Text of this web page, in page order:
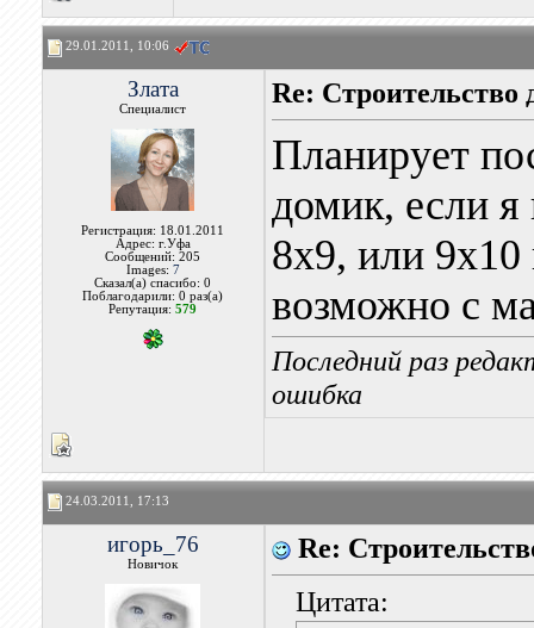
29.01.2011, 10:06
Злата
Специалист
Регистрация: 18.01.2011
Адрес: г.Уфа
Сообщений: 205
Images: 7
Сказал(а) спасибо: 0
Поблагодарили: 0 раз(а)
Репутация:579
Re: Строительство
Планирует
домик, если я
8х9, или
возможно с
Последний раз
ошибка
24.03.2011, 17:13
игорь_76
Новичок
Re:
Цитата: